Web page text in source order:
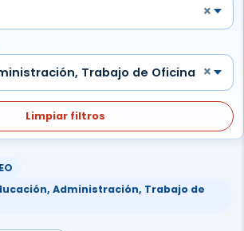
×
Trabajo de Oficina ×
Limpiar filtros
Administración, Trabajo de